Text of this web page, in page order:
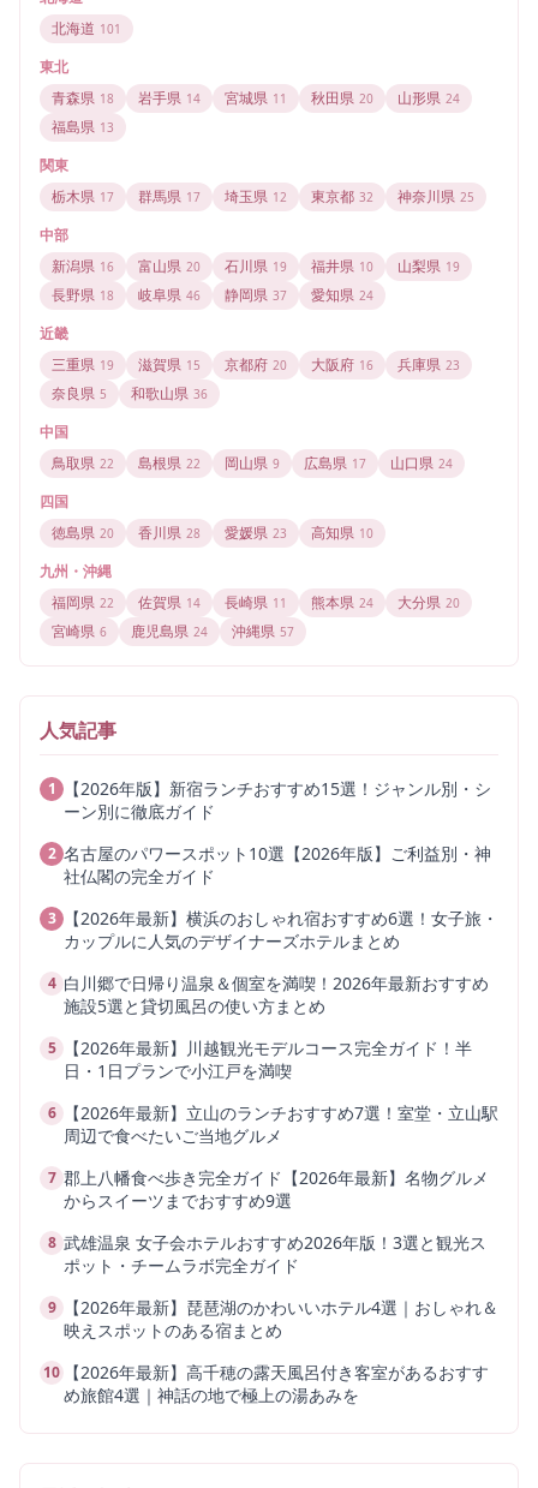
北海道 101
東北
青森県 18 岩手県 14 宮城県 11 秋田県 20 山形県 24
福島県 13
関東
栃木県 17 群馬県 17 埼玉県 12 東京都 32 神奈川県 25
中部
新潟県 16 富山県 20 石川県 19 福井県 10 山梨県 19
長野県 18 岐阜県 46 静岡県 37 愛知県 24
近畿
三重県 19 滋賀県 15 京都府 20 大阪府 16 兵庫県 23
奈良県 5 和歌山県 36
中国
鳥取県 22 島根県 22 岡山県 9 広島県 17 山口県 24
四国
徳島県 20 香川県 28 愛媛県 23 高知県 10
九州・沖縄
福岡県 22 佐賀県 14 長崎県 11 熊本県 24 大分県 20
宮崎県 6 鹿児島県 24 沖縄県 57
人気記事
1
【2026年版】新宿ランチおすすめ15選！ジャンル別・シ
ーン別に徹底ガイド
2 名古屋のパワースポット10選【2026年版】ご利益別・神
社仏閣の完全ガイド
3
【2026年最新】横浜のおしゃれ宿おすすめ6選！女子旅・
カップルに人気のデザイナーズホテルまとめ
4 白川郷で日帰り温泉＆個室を満喫！2026年最新おすすめ
施設5選と貸切風呂の使い方まとめ
5
【2026年最新】川越観光モデルコース完全ガイド！半
日・1日プランで小江戸を満喫
6
【2026年最新】立山のランチおすすめ7選！室堂・立山駅
周辺で食べたいご当地グルメ
7 郡上八幡食べ歩き完全ガイド【2026年最新】名物グルメ
からスイーツまでおすすめ9選
8 武雄温泉 女子会ホテルおすすめ2026年版！3選と観光ス
ポット・チームラボ完全ガイド
9
【2026年最新】琵琶湖のかわいいホテル4選｜おしゃれ＆
映えスポットのある宿まとめ
10
【2026年最新】高千穂の露天風呂付き客室があるおすす
め旅館4選｜神話の地で極上の湯あみを